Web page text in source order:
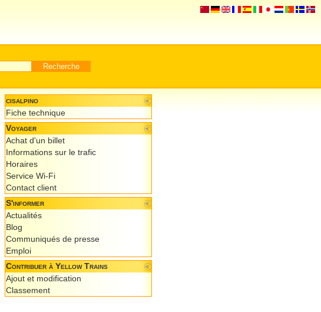
cisalpino
Fiche technique
Voyager
Achat d'un billet
Informations sur le trafic
Horaires
Service Wi-Fi
Contact client
S'informer
Actualités
Blog
Communiqués de presse
Emploi
Contribuer à Yellow Trains
Ajout et modification
Classement